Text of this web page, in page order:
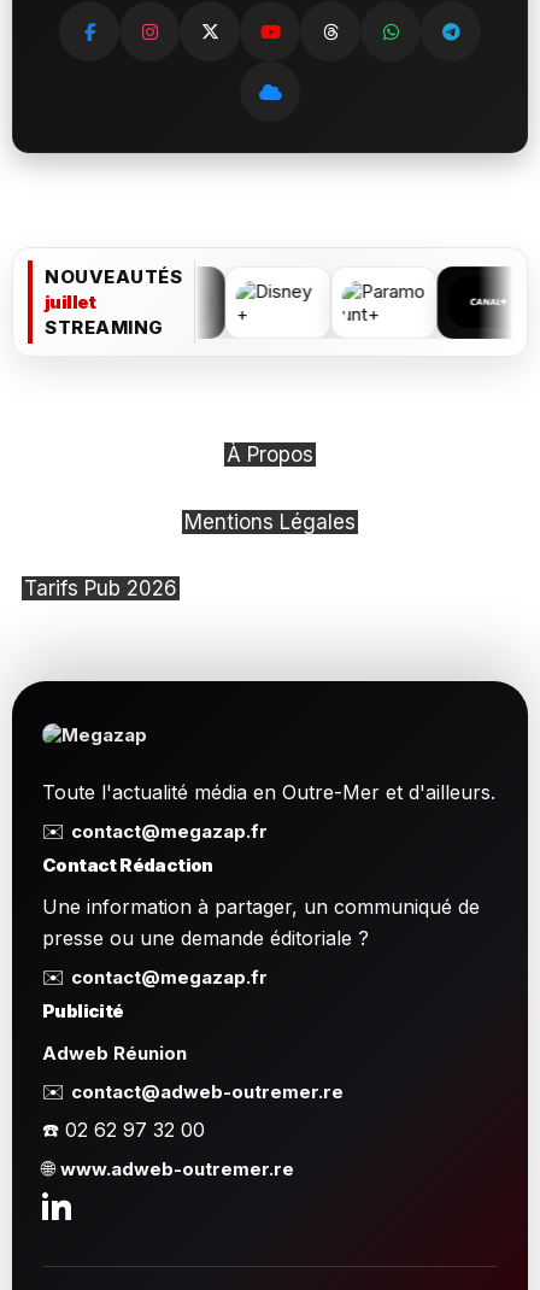
NOUVEAUTÉS
juillet
STREAMING
À Propos
Mentions Légales
Tarifs Pub 2026
Toute l'actualité média en Outre-Mer et d'ailleurs.
✉️ contact@megazap.fr
Contact Rédaction
Une information à partager, un communiqué de
presse ou une demande éditoriale ?
✉️ contact@megazap.fr
Publicité
Adweb Réunion
✉️ contact@adweb-outremer.re
☎️ 02 62 97 32 00
🌐www.adweb-outremer.re